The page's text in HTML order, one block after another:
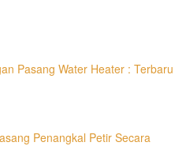
Pasang Water Heater : Terbaru
Penangkal Petir Secara